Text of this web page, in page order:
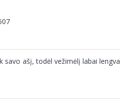
savo ašį, todėl vežimėlį labai lengva